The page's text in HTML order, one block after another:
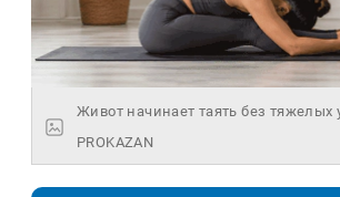
Живот начинает таять без
PROKAZAN